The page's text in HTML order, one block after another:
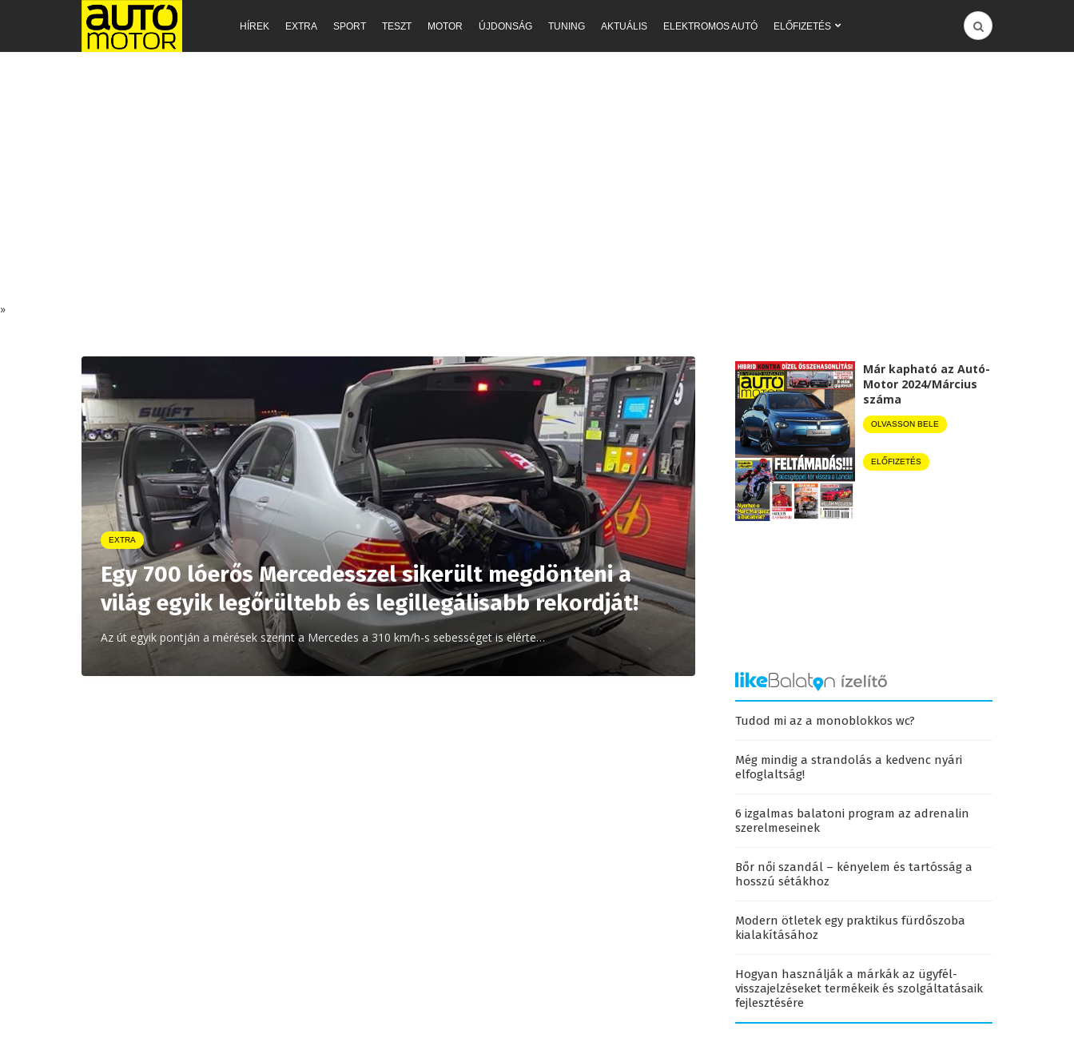
HÍREK EXTRA SPORT TESZT MOTOR ÚJDONSÁG TUNING AKTUÁLIS ELEKTROMOS AUTÓ ELŐFIZETÉS
»
EXTRA
Egy 700 lóerős Mercedesszel sikerült megdönteni a
világ egyik legőrültebb és legillegálisabb rekordját!
Az út egyik pontján a mérések szerint a Mercedes a 310 km/h-s sebességet is elérte…
Már kapható az Autó-
Motor 2024/Március
száma
OLVASSON BELE
ELŐFIZETÉS
Tudod mi az a monoblokkos wc?
Még mindig a strandolás a kedvenc nyári
elfoglaltság!
6 izgalmas balatoni program az adrenalin
szerelmeseinek
Bőr női szandál – kényelem és tartósság a
hosszú sétákhoz
Modern ötletek egy praktikus fürdőszoba
kialakításához
Hogyan használják a márkák az ügyfél-
visszajelzéseket termékeik és szolgáltatásaik
fejlesztésére